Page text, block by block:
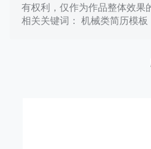
有权利，仅作为作品整体效果
相关关键词： 机械类简历模板